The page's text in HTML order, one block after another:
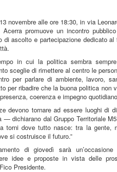
novembre alle ore 18:30, in via
promuove un incontro
di ascolto e partecipazione dedicato
in cui la politica sembra
sceglie di rimettere al centro le
per parlare di ambiente, lavoro,
per ribadire che la buona politica non
coerenza e impegno
devono tornare ad essere luoghi di
— dichiarano dal Gruppo Territoriale
torni dove tutto nasce: tra la gente,
si costruisce il futuro.”
di giovedì sarà
idee e proposte in vista delle
Presidente.